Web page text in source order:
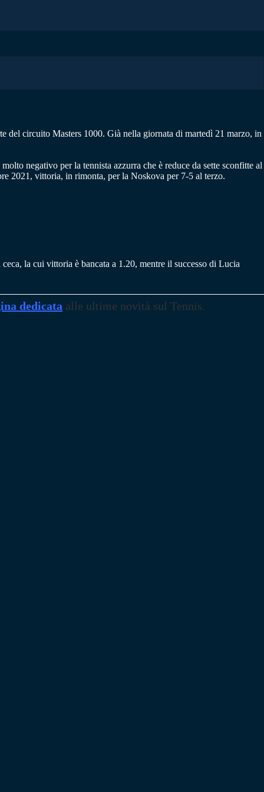
del circuito Masters 1000. Già nella giornata di martedì 21 marzo, in
negativo per la tennista azzurra che è reduce da sette sconfitte al
2021, vittoria, in rimonta, per la Noskova per 7-5 al terzo.
la cui vittoria è bancata a 1.20, mentre il successo di Lucia
dedicata alle ultime novità sul Tennis.